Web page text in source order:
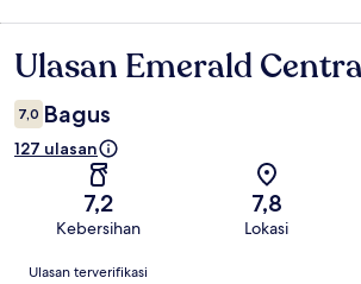
Ulasan
Ulasan Emerald
7,0 Bagus
127 ulasan
7,2
Kebersihan
7,8
Lokasi
Ulasan
Ulasan terverifikasi